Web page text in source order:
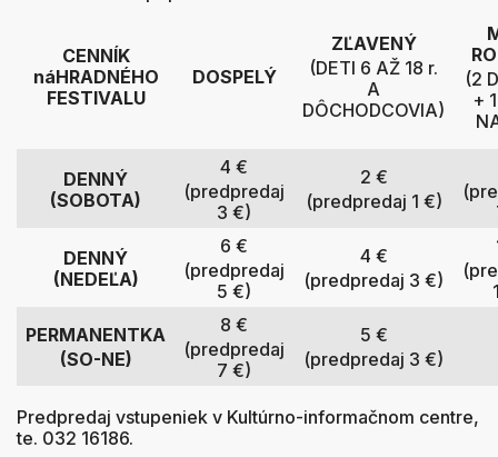
CENNÍK
náHRADNÉHO
FESTIVALU
DOSPELÝ
ZĽAVENÝ
(DETI 6 AŽ 18 r.
A
DÔCHODCOVIA)
(2
+
DENNÝ
(SOBOTA)
4 €
(predpredaj
3 €)
2 €
(predpredaj 1 €)
DENNÝ
(NEDEĽA)
6 €
(predpredaj
5 €)
4 €
(predpredaj 3 €)
PERMANENTKA
(SO-NE)
8 €
(predpredaj
7 €)
5 €
(predpredaj 3 €)
Predpredaj vstupeniek v Kultúrno-informačnom centre,
te. 032 16186.